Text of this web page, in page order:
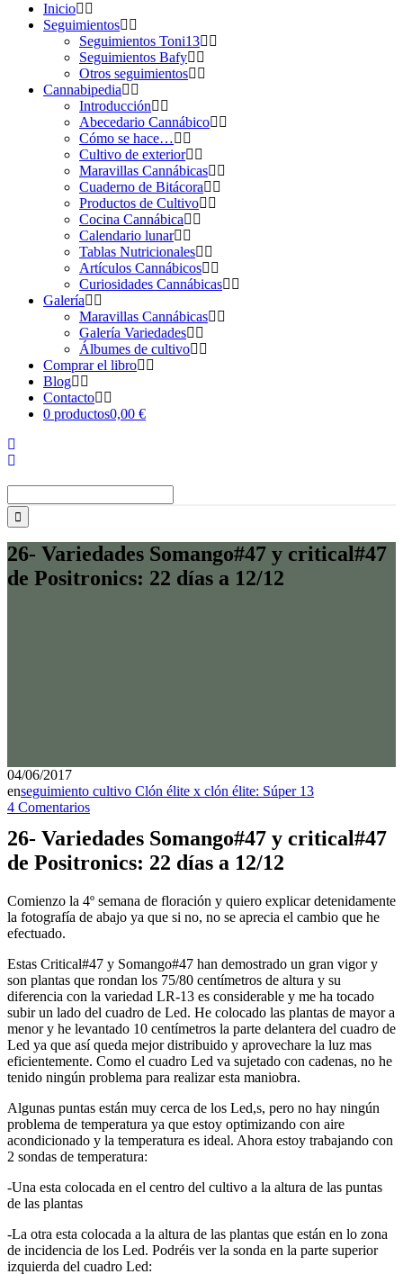
Inicio
Seguimientos
Seguimientos Toni13
Seguimientos Bafy
Otros seguimientos
Cannabipedia
Introducción
Abecedario Cannábico
Cómo se hace…
Cultivo de exterior
Maravillas Cannábicas
Cuaderno de Bitácora
Productos de Cultivo
Cocina Cannábica
Calendario lunar
Tablas Nutricionales
Artículos Cannábicos
Curiosidades Cannábicas
Galería
Maravillas Cannábicas
Galería Variedades
Álbumes de cultivo
Comprar el libro
Blog
Contacto
0 productos0,00 €
26- Variedades Somango#47 y critical#47
de Positronics: 22 días a 12/12
04/06/2017
enseguimiento cultivo Clón élite x clón élite: Súper 13
4 Comentarios
26- Variedades Somango#47 y critical#47
de Positronics: 22 días a 12/12
Comienzo la 4º semana de floración y quiero explicar detenidamente
la fotografía de abajo ya que si no, no se aprecia el cambio que he
efectuado.
Estas Critical#47 y Somango#47 han demostrado un gran vigor y
son plantas que rondan los 75/80 centímetros de altura y su
diferencia con la variedad LR-13 es considerable y me ha tocado
subir un lado del cuadro de Led. He colocado las plantas de mayor a
menor y he levantado 10 centímetros la parte delantera del cuadro de
Led ya que así queda mejor distribuido y aprovechare la luz mas
eficientemente. Como el cuadro Led va sujetado con cadenas, no he
tenido ningún problema para realizar esta maniobra.
Algunas puntas están muy cerca de los Led,s, pero no hay ningún
problema de temperatura ya que estoy optimizando con aire
acondicionado y la temperatura es ideal. Ahora estoy trabajando con
2 sondas de temperatura:
-Una esta colocada en el centro del cultivo a la altura de las puntas
de las plantas
-La otra esta colocada a la altura de las plantas que están en lo zona
de incidencia de los Led. Podréis ver la sonda en la parte superior
izquierda del cuadro Led: